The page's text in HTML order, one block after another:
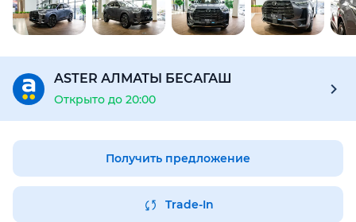
ASTER АЛМАТЫ БЕСАГАШ
Открыто до 20:00
Получить предложение
Trade-In